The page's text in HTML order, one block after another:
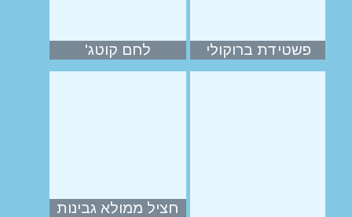
פשטידת ברוקולי לחם קוטג'
חציל ממולא גבינות